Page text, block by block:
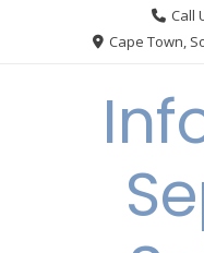
Call
Cape Town,